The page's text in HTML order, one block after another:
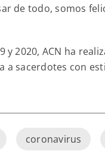
de todo, somos
y 2020, ACN ha
a sacerdotes con
coronavirus